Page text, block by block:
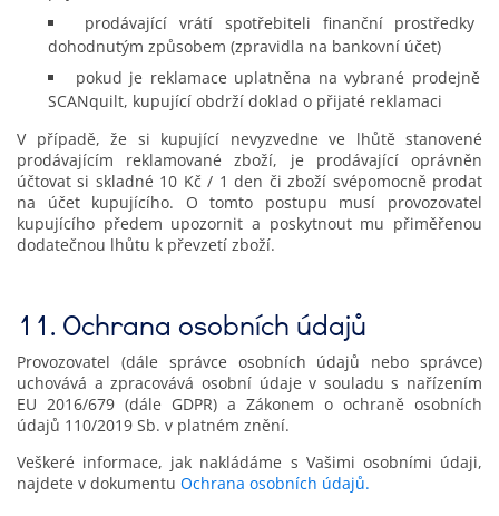
prodávající vrátí spotřebiteli finanční prostředky
dohodnutým způsobem (zpravidla na bankovní účet)
pokud je reklamace uplatněna na vybrané prodejně
SCANquilt, kupující obdrží doklad o přijaté reklamaci
V případě, že si kupující nevyzvedne ve lhůtě stanovené
prodávajícím reklamované zboží, je prodávající oprávněn
účtovat si skladné 10 Kč / 1 den či zboží svépomocně prodat
na účet kupujícího. O tomto postupu musí provozovatel
kupujícího předem upozornit a poskytnout mu přiměřenou
dodatečnou lhůtu k převzetí zboží.
11. Ochrana osobních údajů
Provozovatel (dále správce osobních údajů nebo správce)
uchovává a zpracovává osobní údaje v souladu s nařízením
EU 2016/679 (dále GDPR) a Zákonem o ochraně osobních
údajů 110/2019 Sb. v platném znění.
Veškeré informace, jak nakládáme s Vašimi osobními údaji,
najdete v dokumentu Ochrana osobních údajů.